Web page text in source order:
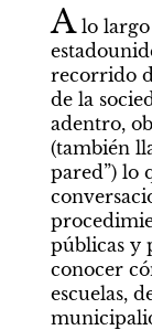
A lo largo
recorrido
de la
adentro,
(también
pared”) lo
públicas y
conocer
escuelas,